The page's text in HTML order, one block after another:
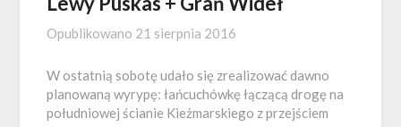
Opublikowano 21 sierpnia 2016
W ostatnią sobotę udało się zrealizować dawno
planowaną wyrypę: łańcuchówkę łączącą drogę na
południowej ścianie Kieżmarskiego z przejściem